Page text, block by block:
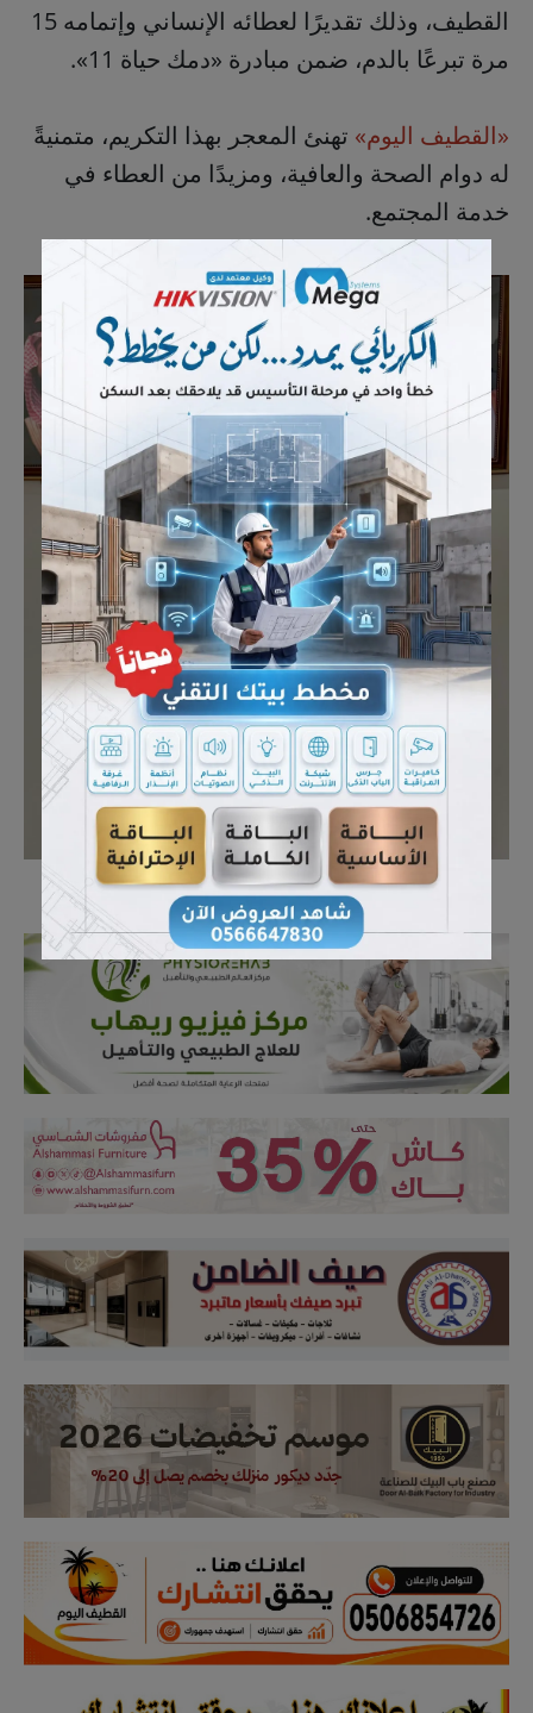
القطيف، وذلك تقديرًا لعطائه الإنساني وإتمامه 15
مرة تبرعًا بالدم، ضمن مبادرة «دمك حياة 11».
«القطيف اليوم» تهنئ المعجر بهذا التكريم، متمنيةً
له دوام الصحة والعافية، ومزيدًا من العطاء في
خدمة المجتمع.